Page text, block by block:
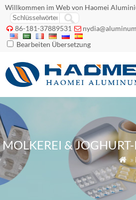
Willkommen im Web von Haomei
 86-181-37889531 
Bearbeiten Übersetzung
MOLKEREI & JOGHURT-
 »